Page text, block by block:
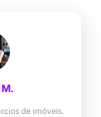
de imóveis.